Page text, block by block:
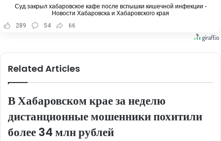
Суд закрыл хабаровское кафе после вспышки кишечной инфекции -
Новости Хабаровска и Хабаровского края
289
54 66
Related Articles
В Хабаровском крае за неделю
дистанционные мошенники похитили
более 34 млн рублей